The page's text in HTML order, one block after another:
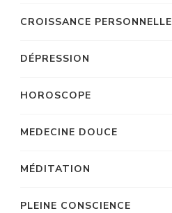
CROISSANCE PERSONNELLE
DÉPRESSION
HOROSCOPE
MEDECINE DOUCE
MÉDITATION
PLEINE CONSCIENCE